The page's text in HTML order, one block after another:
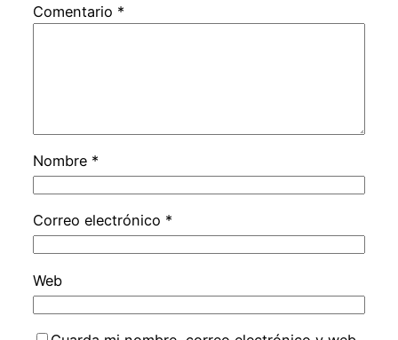
Comentario *
Nombre *
Correo electrónico *
Web